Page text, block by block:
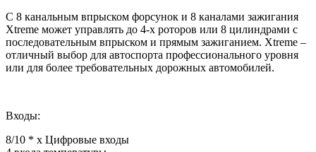
С 8 канальным впрыском форсунок и 8 каналами зажигания
Xtreme может управлять до 4-х роторов или 8 цилиндрами с
последовательным впрыском и прямым зажиганием. Xtreme –
отличный выбор для автоспорта профессионального уровня
или для более требовательных дорожных автомобилей.
Входы:
8/10 * х Цифровые входы